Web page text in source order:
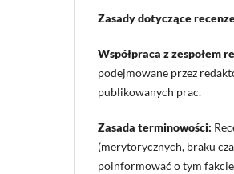
Zasady dotyczące
Współpraca z zespołem
podejmowane przez
publikowanych prac.
Zasada terminowości:
(merytorycznych, braku
poinformować o tym fakcie